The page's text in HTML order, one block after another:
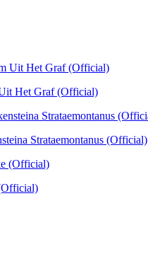
Het Graf (Official)
Strataemontanus (Official)